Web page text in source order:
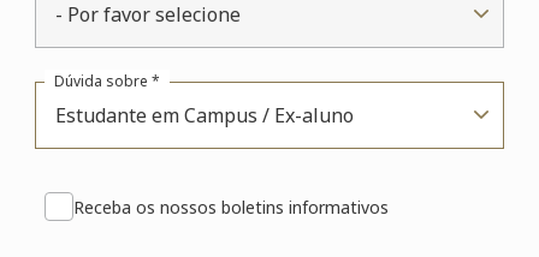
- Por favor selecione
Estudante em Campus / Ex-aluno
Dúvida sobre *
Receba os nossos boletins informativos